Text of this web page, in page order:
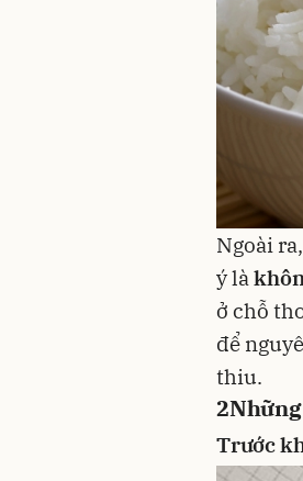
Ngoài
ý là
ở chỗ
để
thiu.
2
Trước